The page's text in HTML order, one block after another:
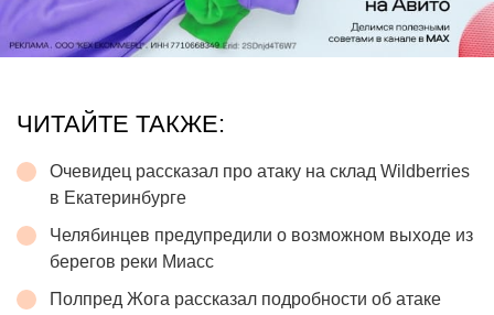
ЧИТАЙТЕ ТАКЖЕ:
Очевидец рассказал про атаку на склад Wildberries
в Екатеринбурге
Челябинцев предупредили о возможном выходе из
берегов реки Миасс
Полпред Жога рассказал подробности об атаке